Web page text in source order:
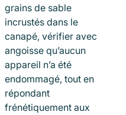
grains de sable
incrustés dans le
canapé, vérifier avec
angoisse qu’aucun
appareil n’a été
endommagé, tout en
répondant
frénétiquement aux